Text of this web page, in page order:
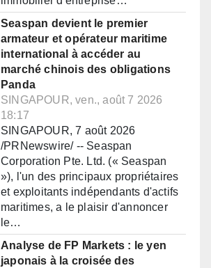
Seaspan devient le premier
armateur et opérateur maritime
international à accéder au
marché chinois des obligations
Panda
SINGAPOUR, ven., août 7 2026
18:17
SINGAPOUR, 7 août 2026
/PRNewswire/ -- Seaspan
Corporation Pte. Ltd. (« Seaspan
»), l'un des principaux propriétaires
et exploitants indépendants d'actifs
maritimes, a le plaisir d'annoncer
le…
Analyse de FP Markets : le yen
japonais à la croisée des